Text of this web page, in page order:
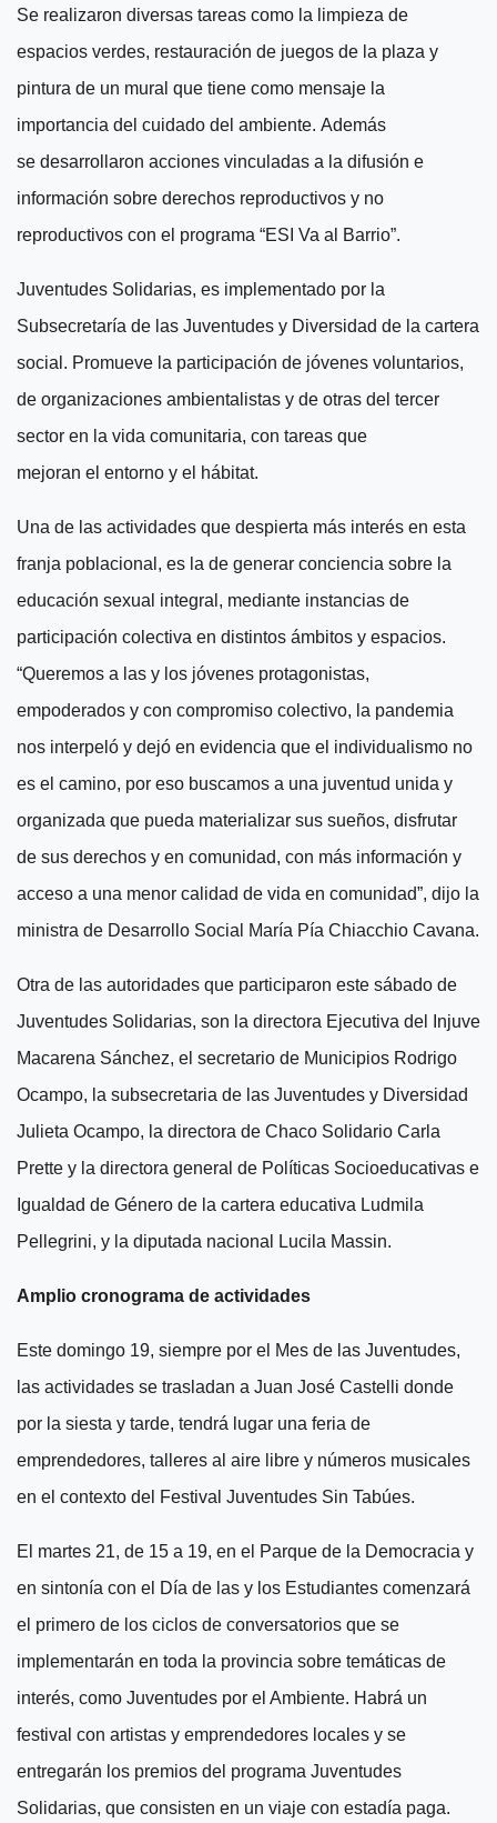
Se realizaron diversas tareas como la limpieza de
espacios verdes, restauración de juegos de la plaza y
pintura de un mural que tiene como mensaje la
importancia del cuidado del ambiente. Además
se desarrollaron acciones vinculadas a la difusión e
información sobre derechos reproductivos y no
reproductivos con el programa “ESI Va al Barrio”.
Juventudes Solidarias, es implementado por la
Subsecretaría de las Juventudes y Diversidad de la cartera
social. Promueve la participación de jóvenes voluntarios,
de organizaciones ambientalistas y de otras del tercer
sector en la vida comunitaria, con tareas que
mejoran el entorno y el hábitat.
Una de las actividades que despierta más interés en esta
franja poblacional, es la de generar conciencia sobre la
educación sexual integral, mediante instancias de
participación colectiva en distintos ámbitos y espacios.
“Queremos a las y los jóvenes protagonistas,
empoderados y con compromiso colectivo, la pandemia
nos interpeló y dejó en evidencia que el individualismo no
es el camino, por eso buscamos a una juventud unida y
organizada que pueda materializar sus sueños, disfrutar
de sus derechos y en comunidad, con más información y
acceso a una menor calidad de vida en comunidad”, dijo la
ministra de Desarrollo Social María Pía Chiacchio Cavana.
Otra de las autoridades que participaron este sábado de
Juventudes Solidarias, son la directora Ejecutiva del Injuve
Macarena Sánchez, el secretario de Municipios Rodrigo
Ocampo, la subsecretaria de las Juventudes y Diversidad
Julieta Ocampo, la directora de Chaco Solidario Carla
Prette y la directora general de Políticas Socioeducativas e
Igualdad de Género de la cartera educativa Ludmila
Pellegrini, y la diputada nacional Lucila Massin.
Amplio cronograma de actividades
Este domingo 19, siempre por el Mes de las Juventudes,
las actividades se trasladan a Juan José Castelli donde
por la siesta y tarde, tendrá lugar una feria de
emprendedores, talleres al aire libre y números musicales
en el contexto del Festival Juventudes Sin Tabúes.
El martes 21, de 15 a 19, en el Parque de la Democracia y
en sintonía con el Día de las y los Estudiantes comenzará
el primero de los ciclos de conversatorios que se
implementarán en toda la provincia sobre temáticas de
interés, como Juventudes por el Ambiente. Habrá un
festival con artistas y emprendedores locales y se
entregarán los premios del programa Juventudes
Solidarias, que consisten en un viaje con estadía paga.